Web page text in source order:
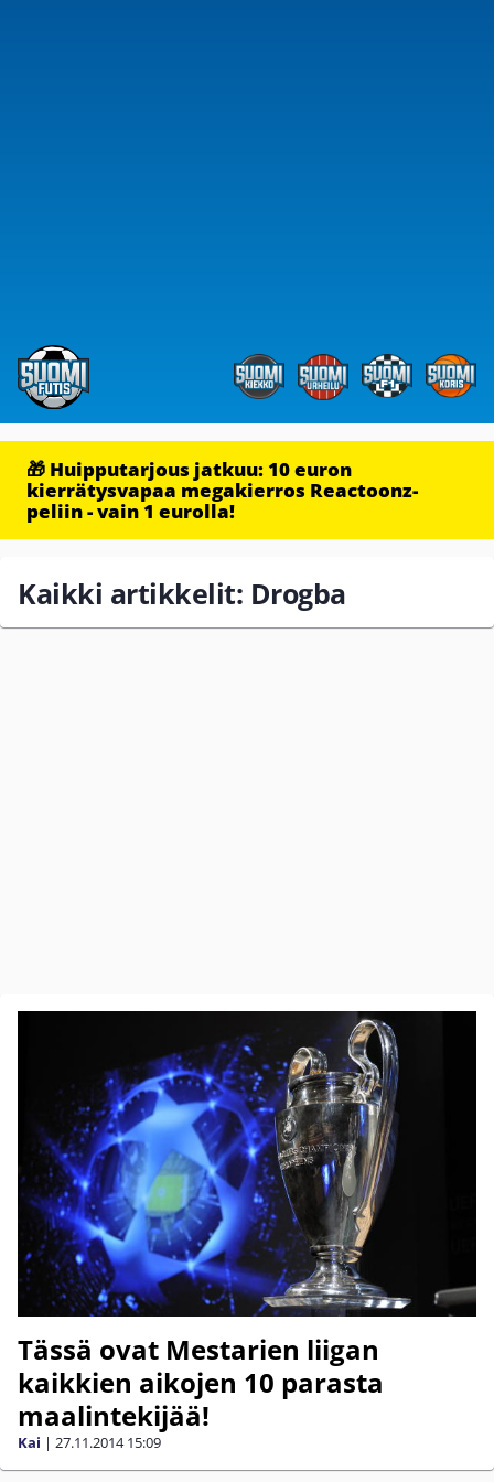
🎁 Huipputarjous jatkuu: 10 euron
kierrätysvapaa megakierros Reactoonz-
peliin - vain 1 eurolla!
Kaikki artikkelit: Drogba
Tässä ovat Mestarien liigan
kaikkien aikojen 10 parasta
maalintekijää!
Kai | 27.11.2014 15:09